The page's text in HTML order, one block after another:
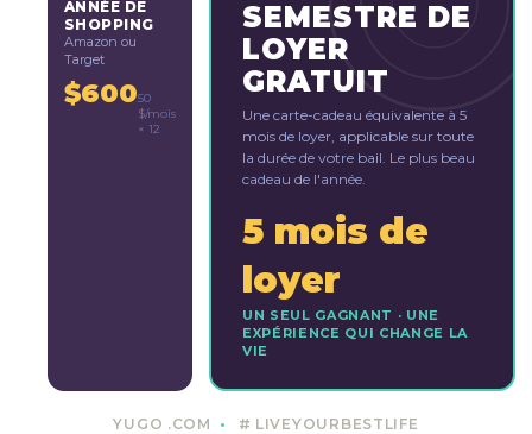
ANNÉE DE
SHOPPING
Amazon ou
Target
$60050
$/mois
× 12
SEMESTRE DE
LOYER
GRATUIT
Une carte-cadeau équivalente à 5
mois de loyer, applicable sur toute
la durée de votre bail. Le plus beau
cadeau de l'année.
5 mois de
loyer
UN SEUL GAGNANT · UNE
EXPÉRIENCE QUI CHANGE LA
VIE
YUGO .COM # LIVEYOURBESTLIFE